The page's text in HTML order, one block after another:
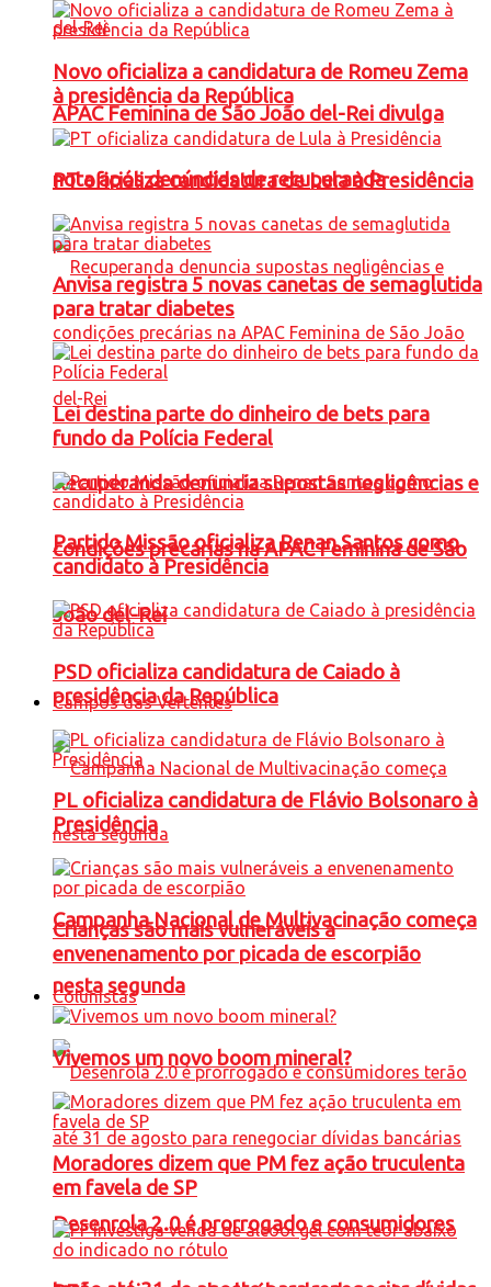
APAC Feminina de São João del-Rei divulga
nota após denúncias de recuperanda
Recuperanda denuncia supostas negligências e
condições precárias na APAC Feminina de São
João del-Rei
Campos das Vertentes
Campanha Nacional de Multivacinação começa
nesta segunda
Desenrola 2.0 é prorrogado e consumidores
Novo oficializa a candidatura de Romeu Zema
à presidência da República
PT oficializa candidatura de Lula à Presidência
Anvisa registra 5 novas canetas de semaglutida
para tratar diabetes
Lei destina parte do dinheiro de bets para
fundo da Polícia Federal
Partido Missão oficializa Renan Santos como
candidato à Presidência
PSD oficializa candidatura de Caiado à
presidência da República
PL oficializa candidatura de Flávio Bolsonaro à
Presidência
Crianças são mais vulneráveis a
envenenamento por picada de escorpião
Colunistas
Vivemos um novo boom mineral?
Moradores dizem que PM fez ação truculenta
em favela de SP